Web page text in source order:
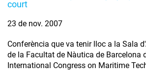
court
23 de nov. 2007
Conferència que va tenir lloc a la Sala
de la Facultat de Nàutica de Barcelona
International Congress on Maritime